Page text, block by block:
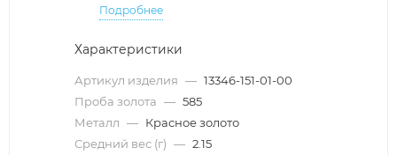
Подробнее
Характеристики
Артикул изделия — 13346-151-01-00
Проба золота — 585
Металл — Красное золото
Средний вес (г) — 2.15